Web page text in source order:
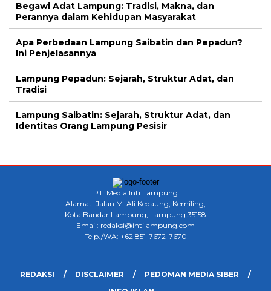
Begawi Adat Lampung: Tradisi, Makna, dan
Perannya dalam Kehidupan Masyarakat
Apa Perbedaan Lampung Saibatin dan Pepadun?
Ini Penjelasannya
Lampung Pepadun: Sejarah, Struktur Adat, dan
Tradisi
Lampung Saibatin: Sejarah, Struktur Adat, dan
Identitas Orang Lampung Pesisir
PT. Media Inti Lampung
Alamat: Jalan M. Ali Kedaung, Kemiling,
Kota Bandar Lampung, Lampung 35158
Email: redaksi@intilampung.com
Telp./WA: +62 851-7672-7670
REDAKSI DISCLAIMER
PEDOMAN MEDIA SIBER